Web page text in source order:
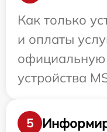
Как только
и оплаты
официальную
устройства
5